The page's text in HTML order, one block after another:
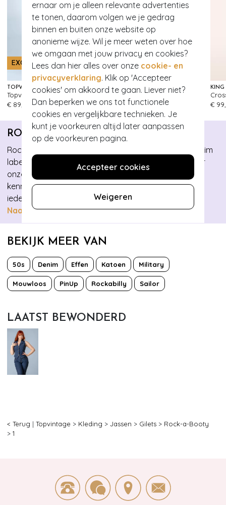
ernaar om je alleen relevante advertenties
te tonen, daarom volgen we je gedrag
binnen en buiten onze website op
anonieme wijze. Wil je meer weten over hoe
we omgaan met jouw privacy en cookies?
Lees dan hier alles over onze cookie- en
privacyverklaring. Klik op 'Accepteer
cookies' om akkoord te gaan. Liever niet?
Dan beperken we ons tot functionele
cookies en vergelijkbare technieken. Je
kunt je voorkeuren altijd later aanpassen
op de voorkeuren pagina.
Accepteer cookies
Weigeren
EXCLUSIEF
TOPVINTAGE BOUTIQUE COLLECTION
Topvintage exclusive ~ Milly gebreide jurk in navy
€ 89,95
215
EXCLUSIEF
TOPVINTAGE BOUTIQUE COLLECTION
Topvintage exclusive ~ Milly gebreide jurk in bordeauxrood
€ 89,95
€
ROCK-A-BOOTY
Rock YOUR booty met de collectie van ons eigen denim
label Rock-a-Booty! Deze collectie is ontworpen door
onze designers waarbij de donkere denimstof
kenmerkend is en de verschillende pasvormen voor
iedere vrouw geschikt zijn!
Naar collectie
BEKIJK MEER VAN
50s Denim Effen Katoen Military
Mouwloos PinUp Rockabilly Sailor
LAATST BEWONDERD
< Terug | Topvintage > Kleding > Jassen > Gilets > Rock-a-Booty
> 1